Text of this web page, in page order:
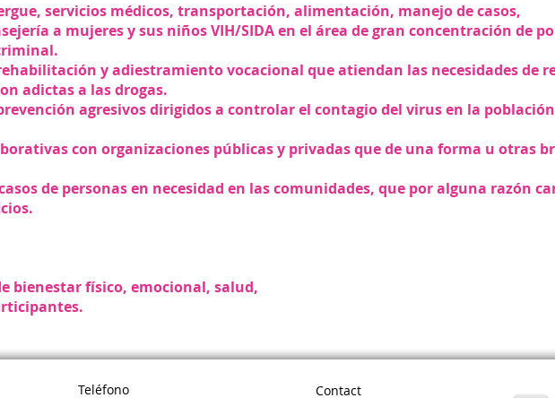
servicios médicos, transportación, alimentación, manejo de casos,
a mujeres y sus niños VIH/SIDA en el área de gran concentración de
y adiestramiento vocacional que atiendan las necesidades de
adictas a las drogas.
agresivos dirigidos a controlar el contagio del virus en la
con organizaciones públicas y privadas que de una forma u otras
de personas en necesidad en las comunidades, que por alguna razón
bienestar físico, emocional, salud,
Teléfono Contact